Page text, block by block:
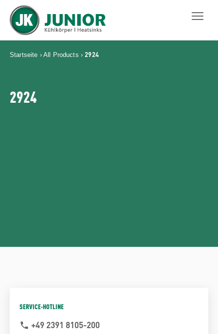
JUNIOR KÜHLKÖRPER GMBH
Startseite › All Products ›2924
2924
SERVICE-HOTLINE
phone +49 2391 8105-200